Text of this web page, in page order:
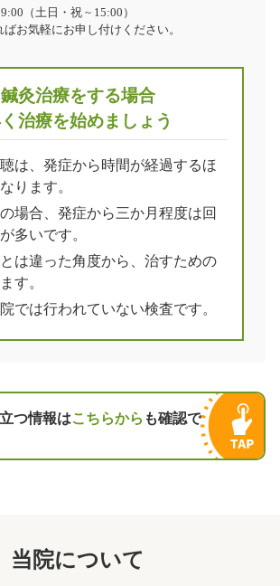
（土日・祝 ~ 15:00）
ばお気軽にお申し付けください。
鍼灸治療をする場合
治療を始めましょう
は、発症から時間が経過するほ
ります。
場合、発症から三か月程度は回
多いです。
は違った角度から、治すための
す。
では行われていない検査です。
つ情報はこちらから も確認で
当院について